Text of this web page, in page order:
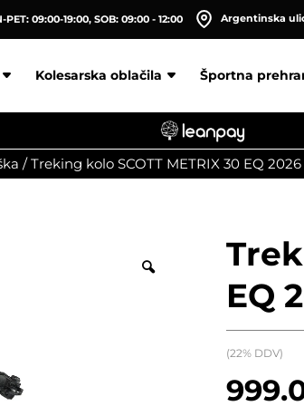
PET: 09:00-19:00, SOB: 09:00 - 12:00 Argentinska
Kolesarska oblačila Športna
/Treking kolo SCOTT METRIX 30 EQ 2026
EQ
(22% DDV)